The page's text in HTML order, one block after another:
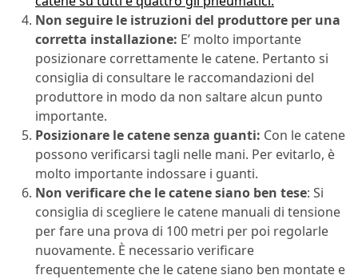
Non seguire le istruzioni del produttore per una
corretta installazione: E’ molto importante
posizionare correttamente le catene. Pertanto si
consiglia di consultare le raccomandazioni del
produttore in modo da non saltare alcun punto
importante.
Posizionare le catene senza guanti: Con le catene
possono verificarsi tagli nelle mani. Per evitarlo, è
molto importante indossare i guanti.
Non verificare che le catene siano ben tese: Si
consiglia di scegliere le catene manuali di tensione
per fare una prova di 100 metri per poi regolarle
nuovamente. È necessario verificare
frequentemente che le catene siano ben montate e